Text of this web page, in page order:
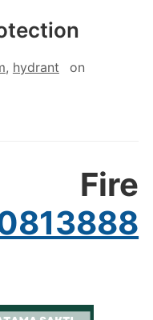
, hydrant on
Fire